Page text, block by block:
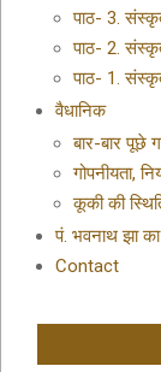
पाठ- 3. संस्कृत
पाठ- 2. संस्कृत
पाठ- 1. संस्कृत
वैधानिक
बार-बार पूछे
गोपनीयता,
कूकी की
पं. भवनाथ झा
Contact